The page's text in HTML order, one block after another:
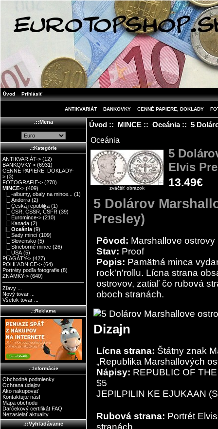
Úvod Prihlásiť
ANTIKVARIÁT BANKOVKY CENNÉ PAPIERE, DOKLADY
.::Mena
.::Kategórie
ANTIKVARIÁT-> (12)
BANKOVKY-> (6931)
CENNÉ PAPIERE, DOKLADY-
> (3)
FOTOGRAFIE-> (278)
MINCE-> (409)
|_ -albumy, obaly na mince...
(1)
|_ Andorra (2)
|_ Česká republika (1)
|_ ČSR, ČSSR, ČSFR (39)
|_ Euromince-> (210)
|_ Kanada (2)
|_ Oceánia (9)
|_ Sady mincí (109)
|_ Slovensko (5)
|_ Strieborné mince (26)
|_ USA (5)
PLAGÁTY-> (427)
POHĽADNICE-> (64)
Portréty podľa fotografie (8)
ZNÁMKY-> (640)
Zľavy ...
Nový tovar ...
Všetok tovar ...
.::Reklama
.::Informácie
Obchodné podmienky
Ochrana údajov
Ako nakupovať
Kontaktujte nás!
Mapa obchodu
Darčekový certifikát FAQ
Nezasielať aktuality
.::Vyhľadávanie
Úvod:: MINCE:: Oceánia:: 5
Oceánia
zväčšiť obrázok
5
Elvis
13.49€
5 Dolárov
Presley)
Pôvod: Marshallove ostrovy
Stav: Proof
Popis: Pamätná minca
rock'n'rollu. Lícna strana
ostrovov, zatiaľ čo rubová
oboch stranách.
Dizajn
Lícna strana: Štátny znak
„Republika Marshallových
Nápisy: REPUBLIC OF
$5
JEPILPILIN KE EJUKAAN
Rubová strana: Portrét
stranách.